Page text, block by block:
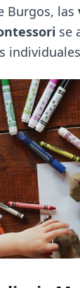
Burgos, las
se